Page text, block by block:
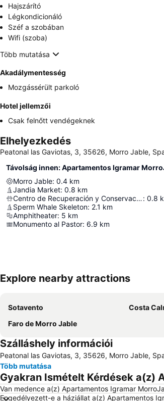
Hajszárító
Légkondicionáló
Széf a szobában
Wifi (szoba)
Több mutatása
Akadálymentesség
Mozgássérült parkoló
Hotel jellemzői
Csak felnőtt vendégeknek
Elhelyezkedés
Peatonal las Gaviotas, 3, 35626, Morro Jable,
Távolság innen: Apartamentos Igramar
Morro Jable: 0.4 km
Jandia Market: 0.8 km
Centro de Recuperación y Conservación Tortugas Marinas: 0.8
Sperm Whale Skeleton: 2.1 km
Amphitheater: 5 km
Monumento al Pastor: 6.9 km
Explore nearby attractions
Sotavento Costa
Faro de Morro Jable
Szálláshely információi
Peatonal las Gaviotas, 3, 35626, Morro Jable,
Több mutatása
Gyakran Ismételt Kérdések a(z)
Van medence a(z) Apartamentos Igramar
Engedélyezett-e a háziállat a(z) Apartamentos